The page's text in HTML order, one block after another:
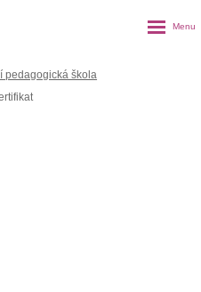
pedagogická škola